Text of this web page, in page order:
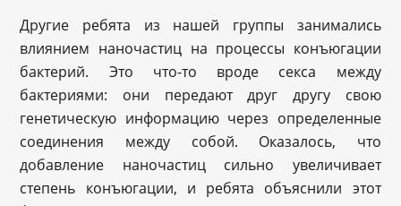
Другие ребята из нашей группы занимались
влиянием наночастиц на процессы конъюгации
бактерий. Это что-то вроде секса между
бактериями: они передают друг другу свою
генетическую информацию через определенные
соединения между собой. Оказалось, что
добавление наночастиц сильно увеличивает
степень конъюгации, и ребята объяснили этот